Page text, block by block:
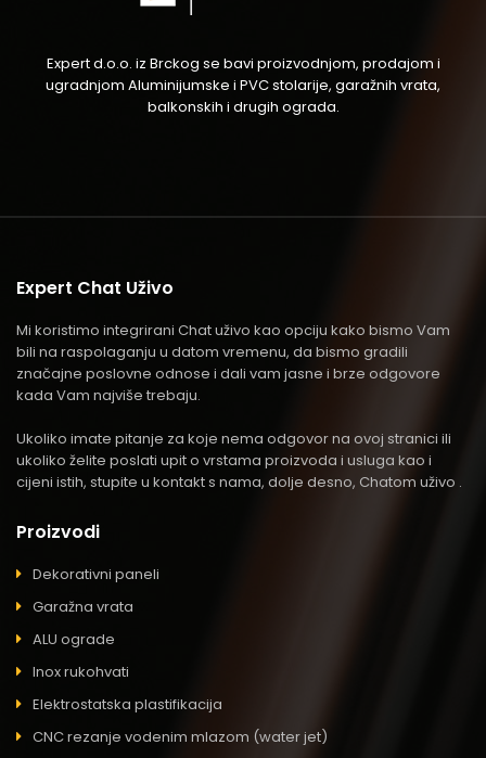
Expert d.o.o. iz Brckog se bavi proizvodnjom, prodajom i
ugradnjom Aluminijumske i PVC stolarije, garažnih vrata,
balkonskih i drugih ograda.
Expert Chat Uživo
Mi koristimo integrirani Chat uživo kao opciju kako bismo Vam
bili na raspolaganju u datom vremenu, da bismo gradili
značajne poslovne odnose i dali vam jasne i brze odgovore
kada Vam najviše trebaju.
Ukoliko imate pitanje za koje nema odgovor na ovoj stranici ili
ukoliko želite poslati upit o vrstama proizvoda i usluga kao i
cijeni istih, stupite u kontakt s nama, dolje desno, Chatom uživo .
Proizvodi
Dekorativni paneli
Garažna vrata
ALU ograde
Inox rukohvati
Elektrostatska plastifikacija
CNC rezanje vodenim mlazom (water jet)